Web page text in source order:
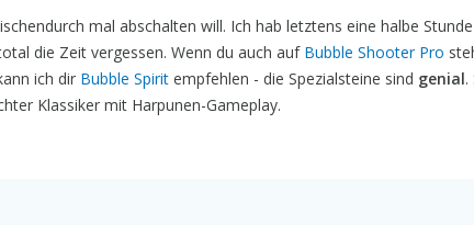
mal abschalten will. Ich hab letztens eine halbe
die Zeit vergessen. Wenn du auch auf Bubble Shooter Pro
ich dir Bubble Spirit empfehlen - die Spezialsteine sind genial.
Klassiker mit Harpunen-Gameplay.